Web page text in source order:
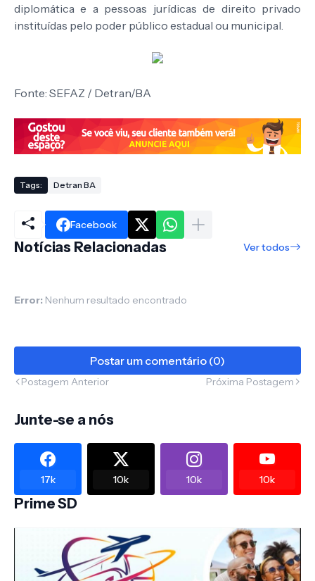
diplomática e a pessoas jurídicas de direito privado
instituídas pelo poder público estadual ou municipal.
Fonte: SEFAZ / Detran/BA
Tags: Detran BA
Facebook
Notícias Relacionadas Ver todos
Error: Nenhum resultado encontrado
Postar um comentário (0)
Postagem Anterior Próxima Postagem
Junte-se a nós
17k 10k 10k 10k
Prime SD